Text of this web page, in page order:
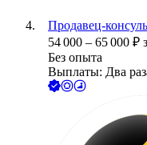
Продавец-
54 000 – 65 000 ₽
Без опыта
Выплаты: Два